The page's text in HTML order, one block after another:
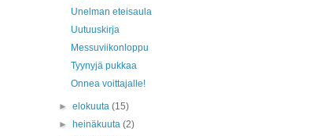
Unelman eteisaula
Uutuuskirja
Messuviikonloppu
Tyynyjä pukkaa
Onnea voittajalle!
►elokuuta(15)
►
heinäkuuta(2)